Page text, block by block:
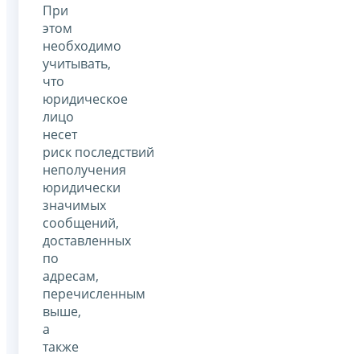
При
этом
необходимо
учитывать,
что
юридическое
лицо
несет
риск последствий
неполучения
юридически
значимых
сообщений,
доставленных
по
адресам,
перечисленным
выше,
а
также